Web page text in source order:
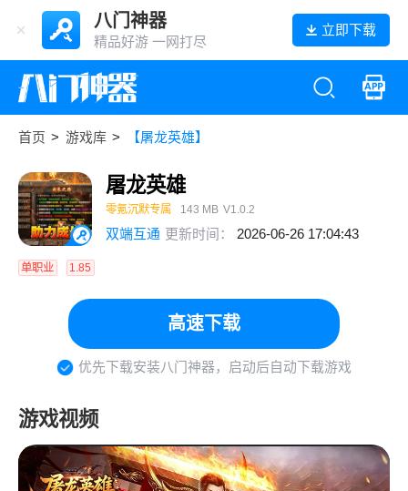
八门神器
精品好游 一网打尽
立即下载
首页 > 游戏库 > 【屠龙英雄】
屠龙英雄
零氪沉默专属 143 MB V1.0.2
双端互通 更新时间： 2026-06-26 17:04:43
单职业 1.85
高速下载
优先下载安装八门神器，启动后自动下载游戏
游戏视频